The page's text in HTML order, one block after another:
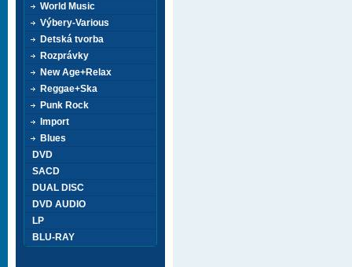
World Music
Výbery-Various
Detská tvorba
Rozprávky
New Age+Relax
Reggae+Ska
Punk Rock
Import
Blues
DVD
SACD
DUAL DISC
DVD AUDIO
LP
BLU-RAY